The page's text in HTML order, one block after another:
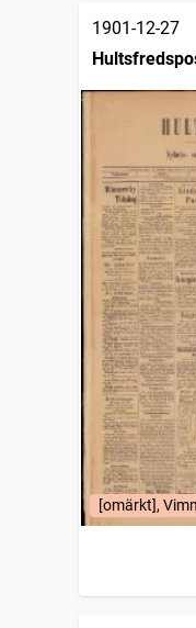
1901-12-27
[omärkt],